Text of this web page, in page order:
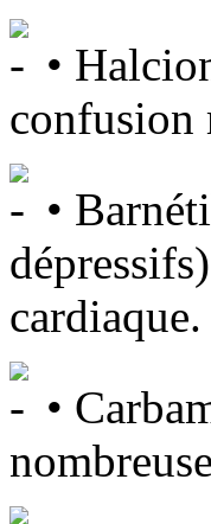
•
confusion
•
cardiaque.
•